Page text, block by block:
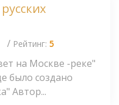
/ Рейтинг: 5
на Москве -реке"
было создано
Автор...